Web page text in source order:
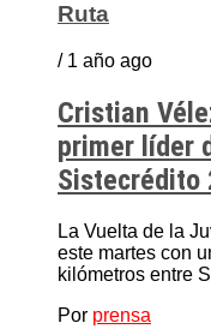
Ruta
/ 1 año ago
Cristian
primer líder
Sistecrédito
La Vuelta de la
este martes con
kilómetros entre
Por prensa